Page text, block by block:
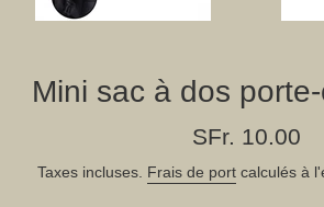
Mini sac à dos
Prix
SFr. 10.00
Taxes incluses. Frais de portcalculés à